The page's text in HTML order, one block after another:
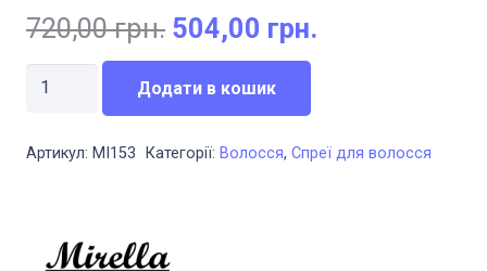
720,00грн. Оригінальна
ціна:
720,00 грн..
504,00 грн.
Спрей
Mirella
Додати в кошик
Артикул: MI153 Категорії: Волосся, Спреї для волосся